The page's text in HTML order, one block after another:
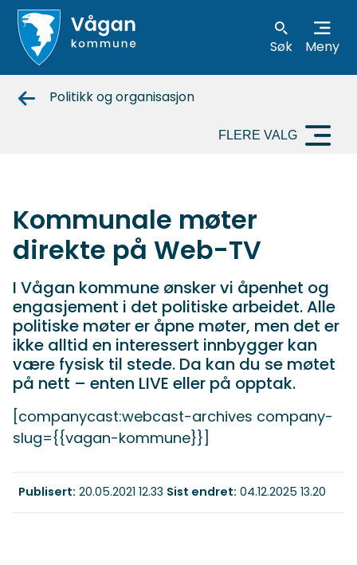
Vågan
Søk Meny
Politikk og organisasjon
FLERE VALG
Kommunale møter
direkte på Web-TV
I Vågan kommune ønsker vi åpenhet og
engasjement i det politiske arbeidet. Alle
politiske møter er åpne møter, men det er
ikke alltid en interessert innbygger kan
være fysisk til stede. Da kan du se møtet
på nett – enten LIVE eller på opptak.
[companycast:webcast-archives company-
slug={{vagan-kommune}}]
Publisert 20.05.2021 12.33 Sist endret 04.12.2025 13.20